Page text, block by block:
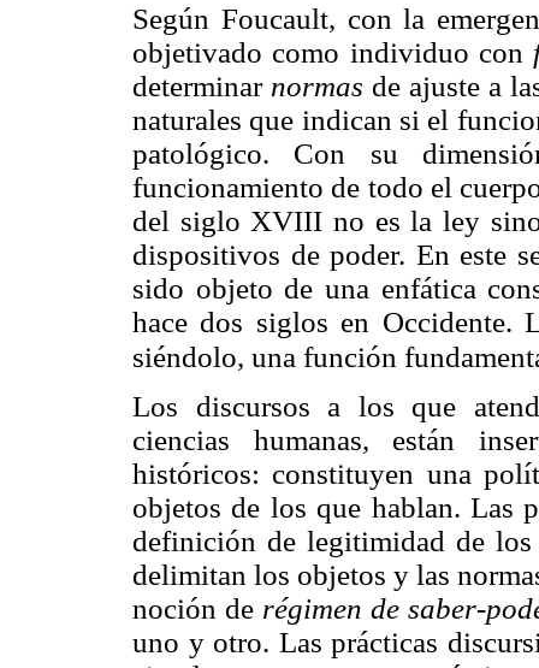
Según Foucault, con la
objetivado como individuo con
determinar normas de ajuste a
naturales que indican si el
patológico. Con su
funcionamiento de todo el
del siglo XVIII no es la ley
dispositivos de poder. En este
sido objeto de una enfática
hace dos siglos en Occidente.
siéndolo, una función
Los discursos a los que
ciencias humanas, están
históricos: constituyen una
objetos de los que hablan. Las
definición de legitimidad de los
delimitan los objetos y las
noción de régimen de saber-
uno y otro. Las prácticas